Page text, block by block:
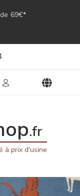
69€*
.fr
à prix d'usine